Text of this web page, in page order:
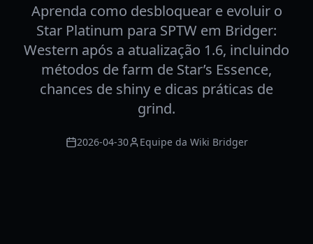
Aprenda como desbloquear e evoluir o
Star Platinum para SPTW em Bridger:
Western após a atualização 1.6, incluindo
métodos de farm de Star’s Essence,
chances de shiny e dicas práticas de
grind.
2026-04-30 Equipe da Wiki Bridger